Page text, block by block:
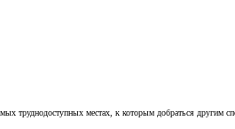
труднодоступных местах, к которым добраться другим